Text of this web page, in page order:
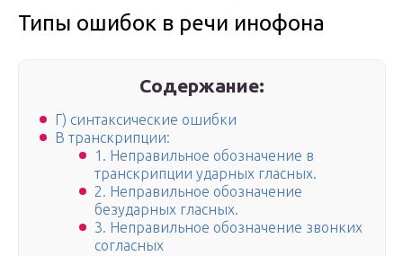
Типы ошибок в речи инофона
Содержание:
Г) синтаксические ошибки
В транскрипции:
1. Неправильное обозначение в
транскрипции ударных гласных.
2. Неправильное обозначение
безударных гласных.
3. Неправильное обозначение звонких
согласных